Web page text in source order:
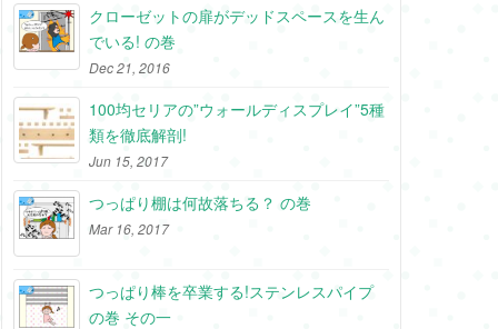
クローゼットの扉がデッドスペースを生ん
でいる! の巻
Dec 21, 2016
100均セリアの”ウォールディスプレイ”5種
類を徹底解剖!
Jun 15, 2017
つっぱり棚は何故落ちる？ の巻
Mar 16, 2017
つっぱり棒を卒業する!ステンレスパイプ
の巻 その一